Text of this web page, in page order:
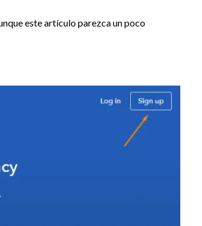
este artículo parezca un poco